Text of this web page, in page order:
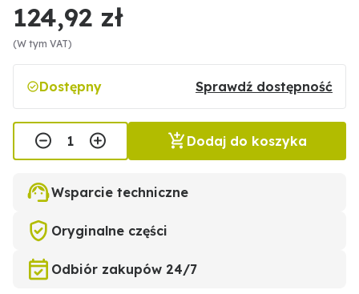
124,92 zł
(W tym VAT)
Dostępny Sprawdź dostępność
Dodaj do koszyka
Wsparcie techniczne
Oryginalne części
Odbiór zakupów 24/7